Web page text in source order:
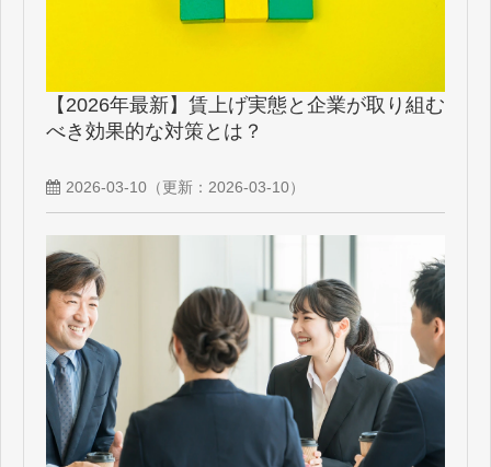
【2026年最新】賃上げ実態と企業が取り組む
べき効果的な対策とは？
2026-03-10 （更新： 2026-03-10）